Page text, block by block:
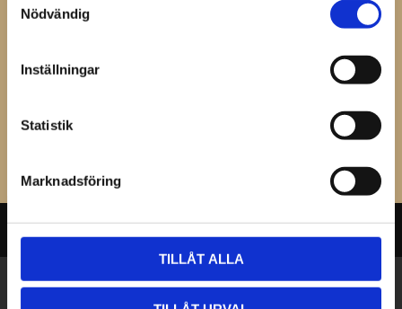
Nödvändig
Inställningar
Statistik
Marknadsföring
TILLÅT ALLA
Exklusiva erbjudanden - Senaste nyheterna -